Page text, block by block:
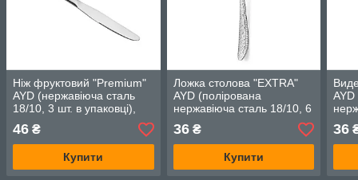
Ніж фруктовий "Premium"
AYD (нержавіюча сталь
18/10, 3 шт. в упаковці),
арт. 3120117
46 ₴
Купити
Ложка столова "EXTRA"
AYD (полірована
нержавіюча сталь 18/10, 6
шт. в упаковці), арт.
1182012
36₴
Купити
AYD
шт.
36